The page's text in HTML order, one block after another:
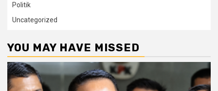
Politik
Uncategorized
YOU MAY HAVE MISSED